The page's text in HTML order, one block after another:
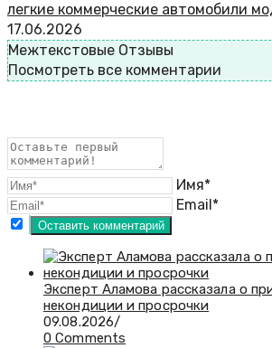
легкие коммерческие автомобили
17.06.2026
Межтекстовые Отзывы
Посмотреть все комментарии
Имя*
Email*
Эксперт Аламова рассказала о
некондиции и просрочки
09.08.2026/
0 Comments